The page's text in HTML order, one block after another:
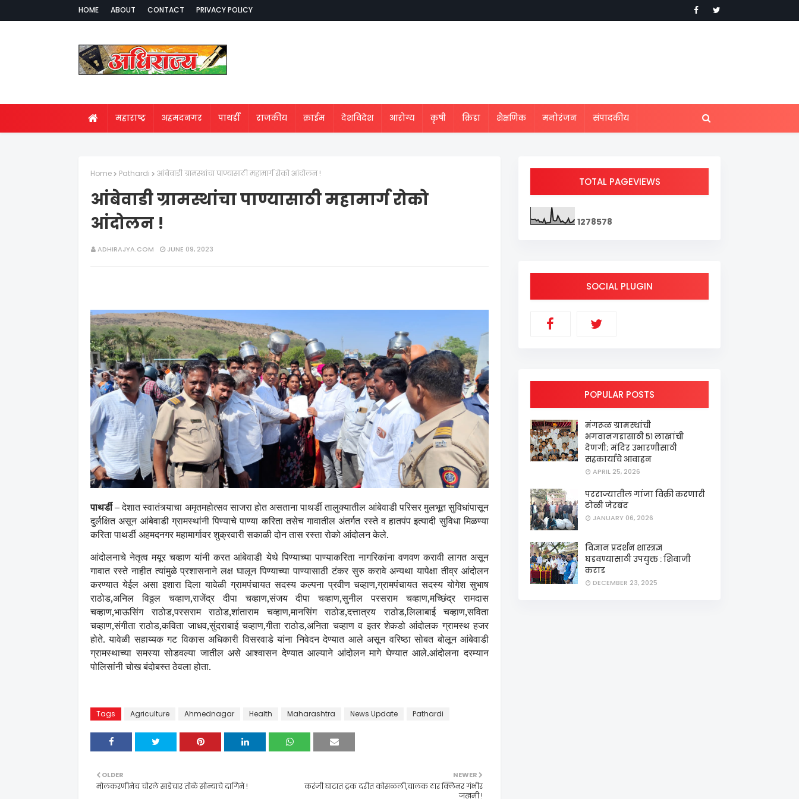
HOME ABOUT CONTACT PRIVACY POLICY
महाराष्ट्र अहमदनगर पाथर्डी राजकीय क्राईम देशविदेश आरोग्य कृषी क्रिडा शैक्षणिक मनोरंजन संपादकीय
Home Pathardi आंबेवाडी ग्रामस्थांचा पाण्यासाठी महामार्ग रोको आंदोलन !
आंबेवाडी ग्रामस्थांचा पाण्यासाठी महामार्ग रोको
आंदोलन !
ADHIRAJYA.COM JUNE 09, 2023
पाथर्डी –देशात स्वातंत्र्याचा अमृतमहोत्सव साजरा होत असताना पाथर्डी तालुक्यातील आंबेवाडी परिसर मुलभूत सुविधांपासून
दुर्लक्षित असून आंबेवाडी ग्रामस्थांनी पिण्याचे पाण्या करिता तसेच गावातील अंतर्गत रस्ते व हातपंप इत्यादी सुविधा मिळण्या
करिता पाथर्डी अहमदनगर महामार्गावर शुक्रवारी सकाळी दोन तास रस्ता रोको आंदोलन केले.
आंदोलनाचे नेतृत्व मयूर चव्हाण यांनी करत आंबेवाडी येथे पिण्याच्या पाण्याकरिता नागरिकांना वणवण करावी लागत असून
गावात रस्ते नाहीत त्यांमुळे प्रशासनाने लक्ष घालून पिण्याच्या पाण्यासाठी टंकर सुरु करावे अन्यथा यापेक्षा तीव्र आंदोलन
करण्यात येईल असा इशारा दिला यावेळी ग्रामपंचायत सदस्य कल्पना प्रवीण चव्हाण,ग्रामपंचायत सदस्य योगेश सुभाष
राठोड,अनिल विठ्ठल चव्हाण,राजेंद्र दीपा चव्हाण,संजय दीपा चव्हाण,सुनील परसराम चव्हाण,मच्छिंद्र रामदास
चव्हाण,भाऊसिंग राठोड,परसराम राठोड,शांताराम चव्हाण,मानसिंग राठोड,दत्तात्रय राठोड,लिलाबाई चव्हाण,सविता
चव्हाण,संगीता राठोड,कविता जाधव,सुंदराबाई चव्हाण,गीता राठोड,अनिता चव्हाण व इतर शेकडो आंदोलक ग्रामस्थ हजर
होते. यावेळी सहाय्यक गट विकास अधिकारी विसरवाडे यांना निवेदन देण्यात आले असून वरिष्ठा सोबत बोलून आंबेवाडी
ग्रामस्थाच्या समस्या सोडवल्या जातील असे आश्वासन देण्यात आल्याने आंदोलन मागे घेण्यात आले.आंदोलना दरम्यान
पोलिसांनी चोख बंदोबस्त ठेवला होता.
Tags Agriculture Ahmednagar Health Maharashtra News Update Pathardi
NEWER
करंजी घाटात ट्रक दरीत कोसळली,चालक ठार क्लिनर गंभीर
जखमी !
OLDER
मोलकरणीनेच चोरले साडेचार तोळे सोन्याचे दागिने !
TOTAL PAGEVIEWS
1278578
SOCIAL PLUGIN
POPULAR POSTS
मंगरूळ ग्रामस्थांची
भगवानगडासाठी ५१ लाखांची
देणगी; मंदिर उभारणीसाठी
सहकार्याचे आवाहन
APRIL 25, 2026
परराज्यातील गांजा विक्री करणारी
टोळी जेरबंद
JANUARY 06, 2026
विज्ञान प्रदर्शन शास्त्रज्ञ
घडवण्यासाठी उपयुक्त : शिवाजी
कराड
DECEMBER 23, 2025